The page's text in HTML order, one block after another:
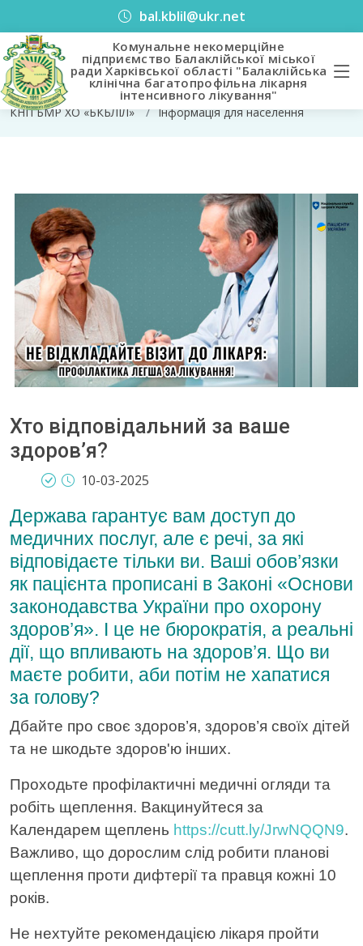
bal.kblil@ukr.net
Комунальне некомерційне
підприємство Балаклійської міської
ради Харківської області "Балаклійська
клінічна багатопрофільна лікарня
інтенсивного лікування"
Хто відповідальний за ваше здоров’я?
КНП БМР ХО «БКБЛІЛ» Інформація для населення
Хто відповідальний за ваше
здоров’я?
10-03-2025
Держава гарантує вам доступ до
медичних послуг, але є речі, за які
відповідаєте тільки ви. Ваші обов’язки
як пацієнта прописані в Законі «Основи
законодавства України про охорону
здоров’я». І це не бюрократія, а реальні
дії, що впливають на здоров’я. Що ви
маєте робити, аби потім не хапатися
за голову?
Дбайте про своє здоров’я, здоров’я своїх дітей
та не шкодьте здоров'ю інших.
Проходьте профілактичні медичні огляди та
робіть щеплення. Вакцинуйтеся за
Календарем щеплень https://cutt.ly/JrwNQQN9.
Важливо, що дорослим слід робити планові
щеплення проти дифтерії та правця кожні 10
років.
Не нехтуйте рекомендацією лікаря пройти